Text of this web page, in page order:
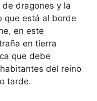
dragones y la
que está al borde
en este
en tierra
que debe
del reino
tarde.